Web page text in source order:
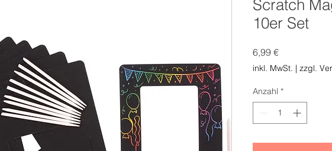
Scratch
10er Set
6,99 €Preis
inkl. MwSt. | zzgl.
Anzahl *